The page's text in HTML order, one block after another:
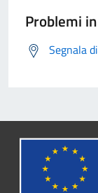
Problemi
Segnala